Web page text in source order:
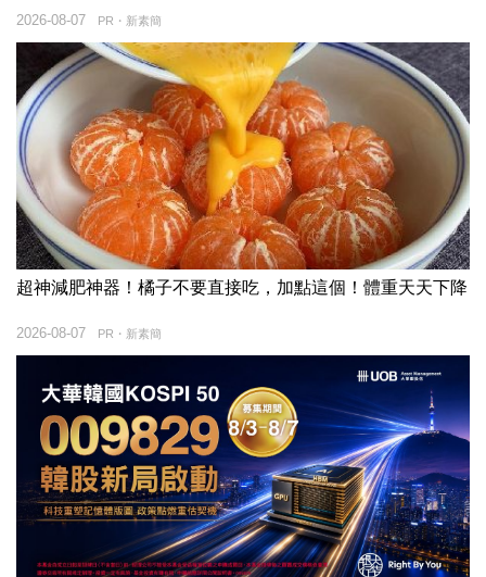
PR・新素簡
2026-08-07
超神減肥神器！橘子不要直接吃，加點這個！體重天天下降
PR・新素簡
2026-08-07